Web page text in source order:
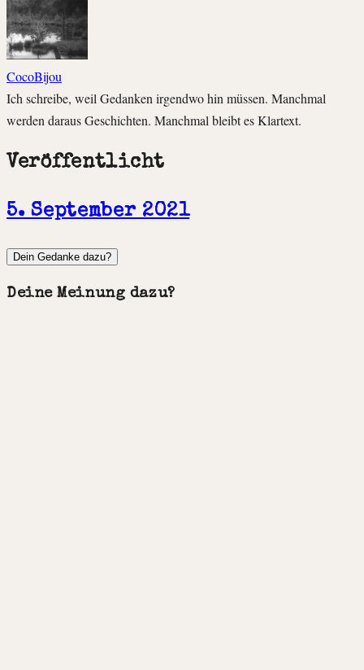
CocoBijou
Ich schreibe, weil Gedanken irgendwo hin müssen. Manchmal
werden daraus Geschichten. Manchmal bleibt es Klartext.
Veröffentlicht
5. September 2021
Dein Gedanke dazu?
Deine Meinung dazu?